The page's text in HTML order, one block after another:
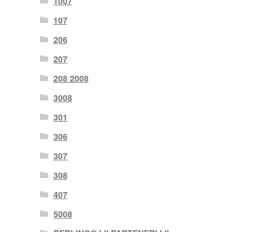
107
206
207
208 2008
3008
301
306
307
308
407
5008